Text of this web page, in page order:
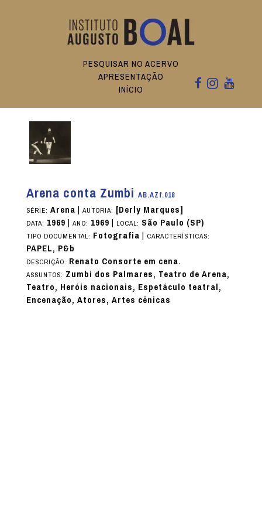
PESQUISAR NO ACERVO
APRESENTAÇÃO
INÍCIO
Arena conta Zumbi AB.AZf.018
SÉRIE: Arena| AUTORIA: [Derly Marques]
DATA: 1969| ANO: 1969| LOCAL: São Paulo (SP)
TIPO DOCUMENTAL: Fotografia| CARACTERÍSTICAS:
PAPEL, P&b
DESCRIÇÃO: Renato Consorte em cena.
ASSUNTOS: Zumbi dos Palmares, Teatro de Arena,
Teatro, Heróis nacionais, Espetáculo teatral,
Encenação, Atores, Artes cênicas